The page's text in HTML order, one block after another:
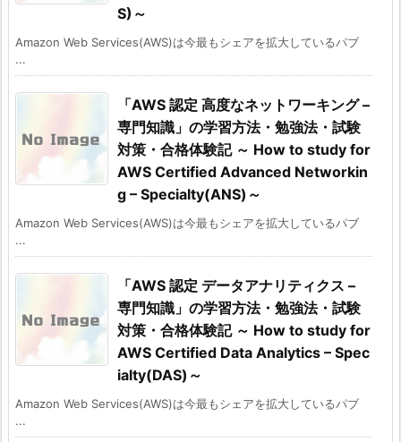
S)～
Amazon Web Services(AWS)は今最もシェアを拡大しているパブ
...
「AWS 認定 高度なネットワーキング –
専門知識」の学習方法・勉強法・試験
対策・合格体験記 ～ How to study for
AWS Certified Advanced Networkin
g – Specialty(ANS)～
Amazon Web Services(AWS)は今最もシェアを拡大しているパブ
...
「AWS 認定 データアナリティクス –
専門知識」の学習方法・勉強法・試験
対策・合格体験記 ～ How to study for
AWS Certified Data Analytics – Spec
ialty(DAS)～
Amazon Web Services(AWS)は今最もシェアを拡大しているパブ
...